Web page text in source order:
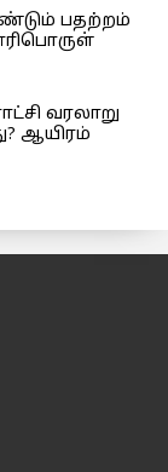
பதற்றம்
வரலாறு
ஆயிரம்